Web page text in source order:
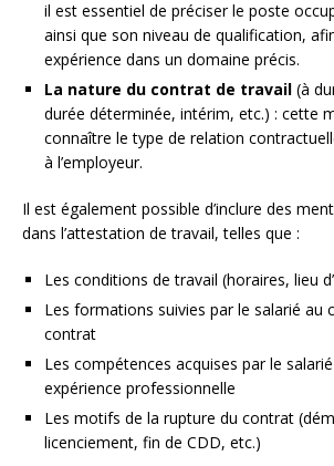
il est essentiel de préciser le poste
ainsi que son niveau de qualification,
expérience dans un domaine précis.
La nature du contrat de travail (à
durée déterminée, intérim, etc.) : cette
connaître le type de relation
à l’employeur.
Il est également possible d’inclure des
dans l’attestation de travail, telles que :
Les conditions de travail (horaires, lieu
Les formations suivies par le salarié au
contrat
Les compétences acquises par le
expérience professionnelle
Les motifs de la rupture du contrat
licenciement, fin de CDD, etc.)